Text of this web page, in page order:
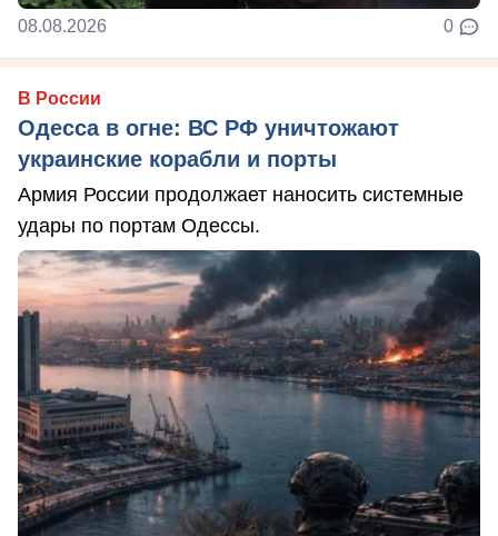
08.08.2026 0
В России
Одесса в огне: ВС РФ уничтожают
украинские корабли и порты
Армия России продолжает наносить системные
удары по портам Одессы.